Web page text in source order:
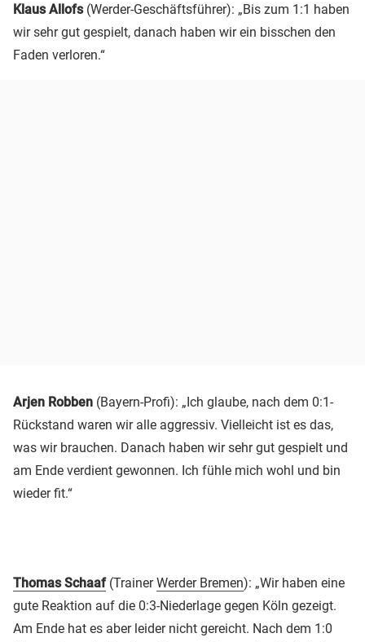
Klaus Allofs(Werder-Geschäftsführer): „Bis zum 1:1 haben
wir sehr gut gespielt, danach haben wir ein bisschen den
Faden verloren.“
Arjen Robben (Bayern-Profi): „Ich glaube, nach dem 0:1-
Rückstand waren wir alle aggressiv. Vielleicht ist es das,
was wir brauchen. Danach haben wir sehr gut gespielt und
am Ende verdient gewonnen. Ich fühle mich wohl und bin
wieder fit.“
Thomas Schaaf (TrainerWerder Bremen): „Wir haben eine
gute Reaktion auf die 0:3-Niederlage gegen Köln gezeigt.
Am Ende hat es aber leider nicht gereicht. Nach dem 1:0